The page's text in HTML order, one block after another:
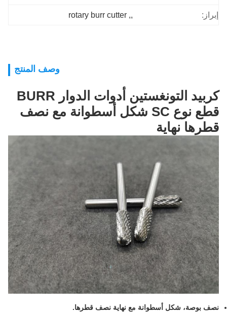
إبراز: ,
rotary burr cutter
وصف المنتج
كربيد التونغستين أدوات الدوار BURR
قطع نوع SC شكل أسطوانة مع نصف
قطرها نهاية
نصف بوصة، شكل أسطوانة مع نهاية نصف قطرها.